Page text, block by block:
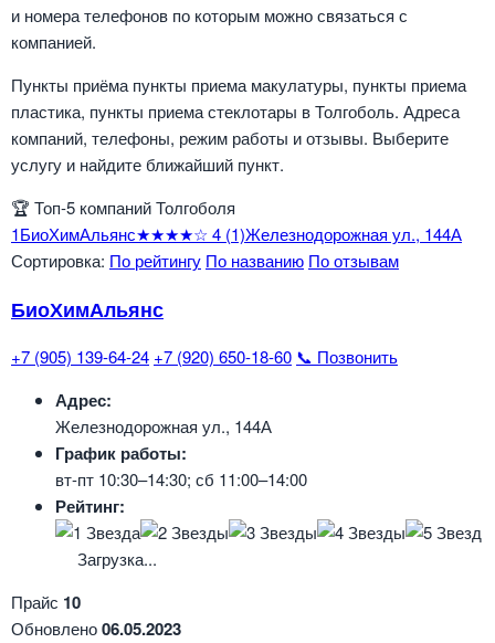
и номера телефонов по которым можно связаться с
компанией.
Пункты приёма пункты приема макулатуры, пункты приема
пластика, пункты приема стеклотары в Толгоболь. Адреса
компаний, телефоны, режим работы и отзывы. Выберите
услугу и найдите ближайший пункт.
🏆 Топ-5 компаний Толгоболя
1БиоХимАльянс★★★★☆ 4 (1)Железнодорожная ул., 144А
Сортировка: По рейтингу По названию По отзывам
БиоХимАльянс
+7 (905) 139-64-24 +7 (920) 650-18-60 📞 Позвонить
Адрес:
Железнодорожная ул., 144А
График работы:
вт-пт 10:30–14:30; сб 11:00–14:00
Рейтинг:
Загрузка...
Прайс 10
Обновлено06.05.2023